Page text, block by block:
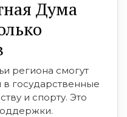
Дума
региона смогут
в государственные
и спорту. Это